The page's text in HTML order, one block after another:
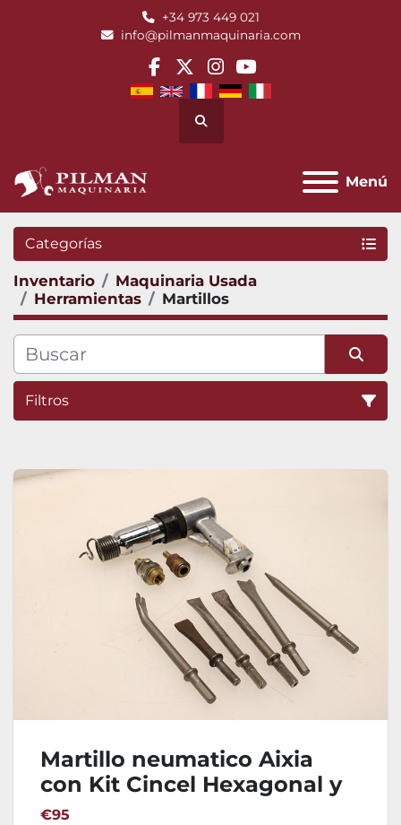
+34 973 449 021
info@pilmanmaquinaria.com
facebook
twitterinstagram
youtube
Buscar
Menú
Categorías
Inventario
Maquinaria Usada
Herramientas
Martillos
Filtros
Martillo neumatico Aixia
con Kit Cincel Hexagonal y
Redondo
€95